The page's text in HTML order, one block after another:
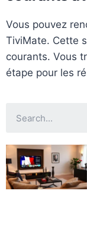
Vous pouvez
TiviMate. Cette
courants. Vous
étape pour les